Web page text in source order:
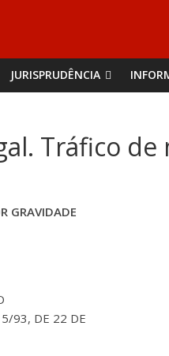
JURISPRUDÊNCIA
Tráfico
GRAVIDADE
93, DE 22 DE